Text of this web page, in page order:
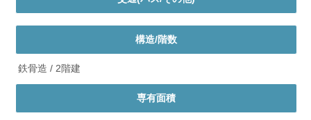
構造/階数
鉄骨造 / 2階建
専有面積